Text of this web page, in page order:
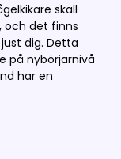
skall
och det finns
dig. Detta
på nybörjarnivå
har en